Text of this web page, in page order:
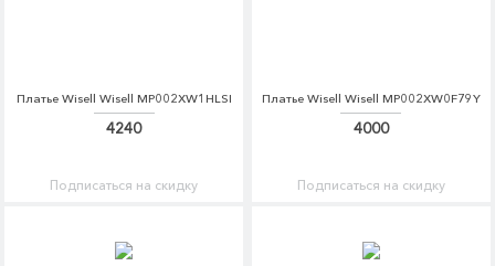
Платье Wisell Wisell MP002XW1HLSI
4240
Подписаться на скидку
Платье Wisell Wisell MP002XW0F79Y
4000
Подписаться на скидку